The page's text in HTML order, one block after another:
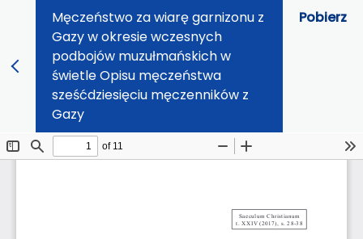
Męczeństwo za wiarę garnizonu z
Gazy w okresie wczesnych
podbojów muzułmańskich w
świetle Opisu męczeństwa
sześćdziesięciu męczenników z
Gazy
Pobierz